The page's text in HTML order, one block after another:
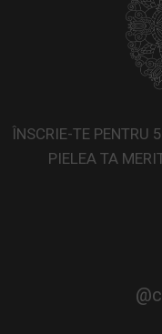
ÎNSCRIE-TE PENTRU
PIELEA TA